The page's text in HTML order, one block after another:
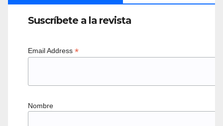
Suscríbete a la revista
Email Address *
Nombre